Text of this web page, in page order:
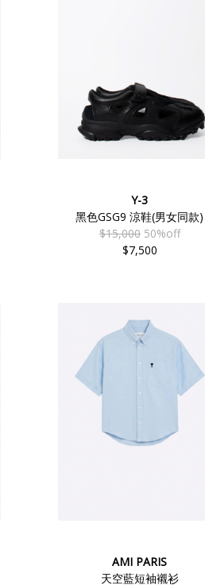
Y-3
黑色GSG9 涼鞋(男女同款)
$15,000 50%off
$7,500
AMI PARIS
天空藍短袖襯衫